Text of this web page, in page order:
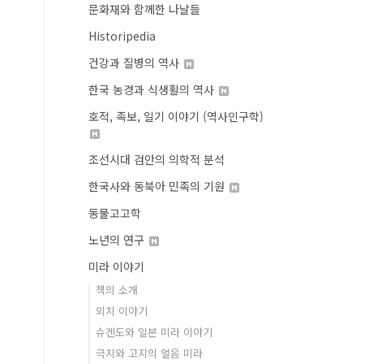
문화재와 함께한 나날들
Historipedia
건강과 질병의 역사
한국 농경과 식생활의 역사
호적, 족보, 일기 이야기 (역사인구학)
조선시대 검안의 의학적 분석
한국사와 동북아 민족의 기원
동물고고학
노년의 연구
미라 이야기
책의 소개
외치 이야기
슈겐도와 일본 미라 이야기
극지와 고지의 얼음 미라